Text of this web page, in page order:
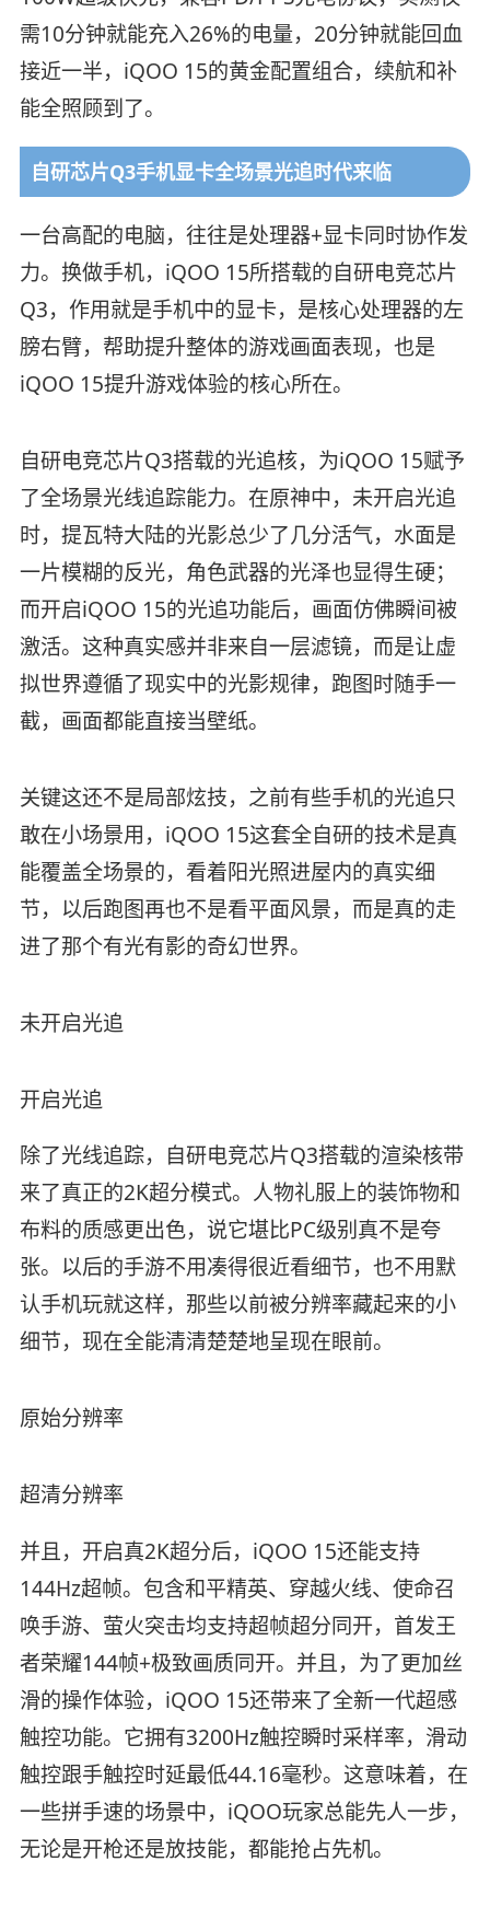
需10分钟就能充入26%的电量，20分钟就能回血
接近一半，iQOO 15的黄金配置组合，续航和补
能全照顾到了。
自研芯片Q3手机显卡全场景光追时代来临
一台高配的电脑，往往是处理器+显卡同时协作发
力。换做手机，iQOO 15所搭载的自研电竞芯片
Q3，作用就是手机中的显卡，是核心处理器的左
膀右臂，帮助提升整体的游戏画面表现，也是
iQOO 15提升游戏体验的核心所在。
自研电竞芯片Q3搭载的光追核，为iQOO 15赋予
了全场景光线追踪能力。在原神中，未开启光追
时，提瓦特大陆的光影总少了几分活气，水面是
一片模糊的反光，角色武器的光泽也显得生硬；
而开启iQOO 15的光追功能后，画面仿佛瞬间被
激活。这种真实感并非来自一层滤镜，而是让虚
拟世界遵循了现实中的光影规律，跑图时随手一
截，画面都能直接当壁纸。
关键这还不是局部炫技，之前有些手机的光追只
敢在小场景用，iQOO 15这套全自研的技术是真
能覆盖全场景的，看着阳光照进屋内的真实细
节，以后跑图再也不是看平面风景，而是真的走
进了那个有光有影的奇幻世界。
未开启光追
开启光追
除了光线追踪，自研电竞芯片Q3搭载的渲染核带
来了真正的2K超分模式。人物礼服上的装饰物和
布料的质感更出色，说它堪比PC级别真不是夸
张。以后的手游不用凑得很近看细节，也不用默
认手机玩就这样，那些以前被分辨率藏起来的小
细节，现在全能清清楚楚地呈现在眼前。
原始分辨率
超清分辨率
并且，开启真2K超分后，iQOO 15还能支持
144Hz超帧。包含和平精英、穿越火线、使命召
唤手游、萤火突击均支持超帧超分同开，首发王
者荣耀144帧+极致画质同开。并且，为了更加丝
滑的操作体验，iQOO 15还带来了全新一代超感
触控功能。它拥有3200Hz触控瞬时采样率，滑动
触控跟手触控时延最低44.16毫秒。这意味着，在
一些拼手速的场景中，iQOO玩家总能先人一步，
无论是开枪还是放技能，都能抢占先机。